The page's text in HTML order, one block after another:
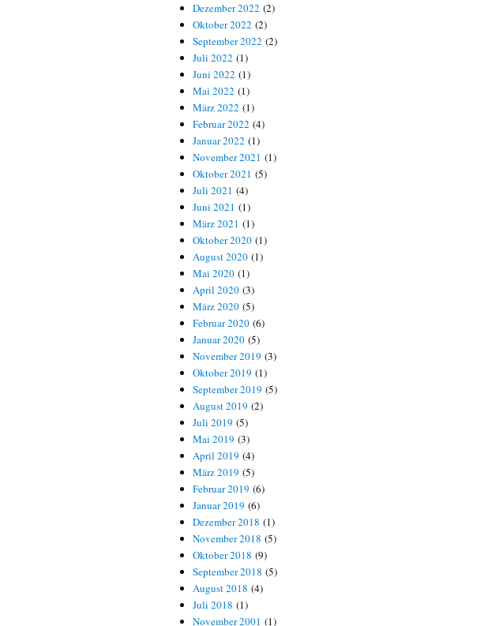
Dezember 2022 (2)
Oktober 2022 (2)
September 2022 (2)
Juli 2022 (1)
Juni 2022 (1)
Mai 2022 (1)
März 2022 (1)
Februar 2022 (4)
Januar 2022 (1)
November 2021 (1)
Oktober 2021 (5)
Juli 2021 (4)
Juni 2021 (1)
März 2021 (1)
Oktober 2020 (1)
August 2020 (1)
Mai 2020 (1)
April 2020 (3)
März 2020 (5)
Februar 2020 (6)
Januar 2020 (5)
November 2019 (3)
Oktober 2019 (1)
September 2019 (5)
August 2019 (2)
Juli 2019 (5)
Mai 2019 (3)
April 2019 (4)
März 2019 (5)
Februar 2019 (6)
Januar 2019 (6)
Dezember 2018 (1)
November 2018 (5)
Oktober 2018 (9)
September 2018 (5)
August 2018 (4)
Juli 2018 (1)
November 2001 (1)